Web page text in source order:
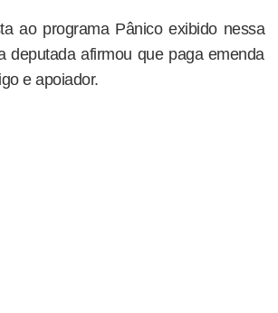
ao programa Pânico exibido nessa
deputada afirmou que paga emenda
e apoiador.